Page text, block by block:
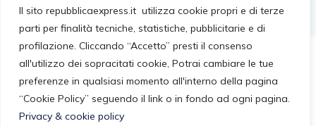
Il sito repubblicaexpress.it utilizza cookie propri e di terze
parti per finalità tecniche, statistiche, pubblicitarie e di
profilazione. Cliccando “Accetto” presti il consenso
all'utilizzo dei sopracitati cookie, Potrai cambiare le tue
preferenze in qualsiasi momento all'interno della pagina
“Cookie Policy” seguendo il link o in fondo ad ogni pagina.
Privacy & cookie policy